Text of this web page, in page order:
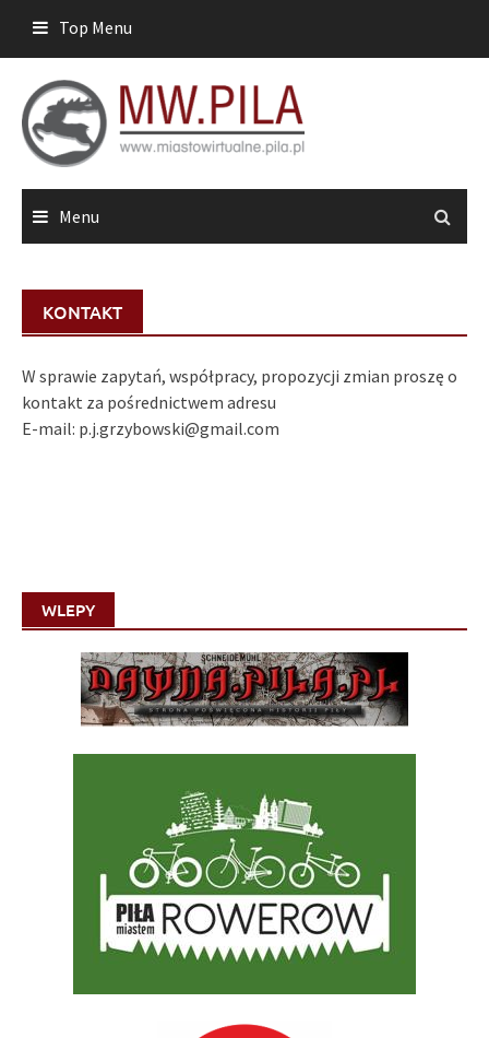
content
Top Menu
Menu
KONTAKT
W sprawie zapytań, współpracy, propozycji zmian proszę o
kontakt za pośrednictwem adresu
E-mail: p.j.grzybowski@gmail.com
WLEPY